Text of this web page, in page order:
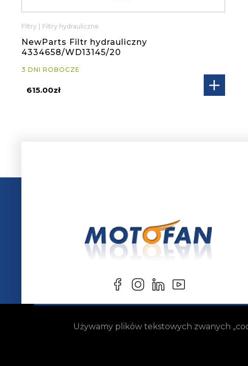
Filtry Filtry hydrauliczne
NewParts Filtr hydrauliczny
4334658/WD13145/20
3 DNI ROBOCZE
615.00zł
Używamy plików tekstowych zwanych